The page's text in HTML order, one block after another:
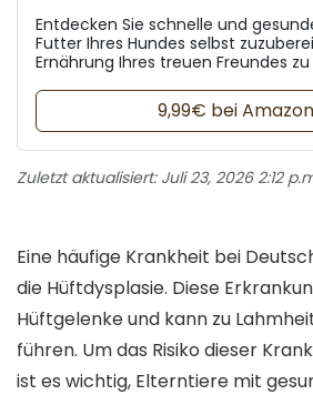
Entdecken Sie schnelle und
Futter Ihres Hundes selbst
Ernährung Ihres treuen Freundes
9,99€ bei
Zuletzt aktualisiert: Juli 23, 2026 2:12
Eine häufige Krankheit bei
die Hüftdysplasie. Diese
Hüftgelenke und kann zu
führen. Um das Risiko dieser
ist es wichtig, Elterntiere mit